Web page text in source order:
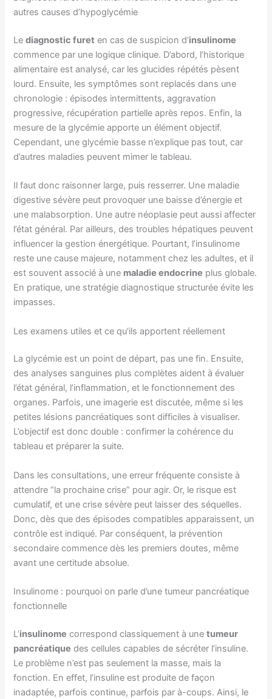
autres causes d’hypoglycémie
Lediagnostic furet en cas de suspicion d’insulinome
commence par une logique clinique. D’abord, l’historique
alimentaire est analysé, car les glucides répétés pèsent
lourd. Ensuite, les symptômes sont replacés dans une
chronologie : épisodes intermittents, aggravation
progressive, récupération partielle après repos. Enfin, la
mesure de la glycémie apporte un élément objectif.
Cependant, une glycémie basse n’explique pas tout, car
d’autres maladies peuvent mimer le tableau.
Il faut donc raisonner large, puis resserrer. Une maladie
digestive sévère peut provoquer une baisse d’énergie et
une malabsorption. Une autre néoplasie peut aussi affecter
l’état général. Par ailleurs, des troubles hépatiques peuvent
influencer la gestion énergétique. Pourtant, l’insulinome
reste une cause majeure, notamment chez les adultes, et il
est souvent associé à une maladie endocrine plus globale.
En pratique, une stratégie diagnostique structurée évite les
impasses.
Les examens utiles et ce qu’ils apportent réellement
La glycémie est un point de départ, pas une fin. Ensuite,
des analyses sanguines plus complètes aident à évaluer
l’état général, l’inflammation, et le fonctionnement des
organes. Parfois, une imagerie est discutée, même si les
petites lésions pancréatiques sont difficiles à visualiser.
L’objectif est donc double : confirmer la cohérence du
tableau et préparer la suite.
Dans les consultations, une erreur fréquente consiste à
attendre “la prochaine crise” pour agir. Or, le risque est
cumulatif, et une crise sévère peut laisser des séquelles.
Donc, dès que des épisodes compatibles apparaissent, un
contrôle est indiqué. Par conséquent, la prévention
secondaire commence dès les premiers doutes, même
avant une certitude absolue.
Insulinome : pourquoi on parle d’une tumeur pancréatique
fonctionnelle
L’insulinome correspond classiquement à unetumeur
pancréatique des cellules capables de sécréter l’insuline.
Le problème n’est pas seulement la masse, mais la
fonction. En effet, l’insuline est produite de façon
inadaptée, parfois continue, parfois par à-coups. Ainsi, le